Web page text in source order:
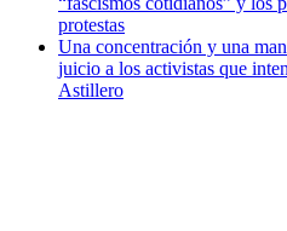
protestas
Una concentración y una
juicio a los activistas que
Astillero